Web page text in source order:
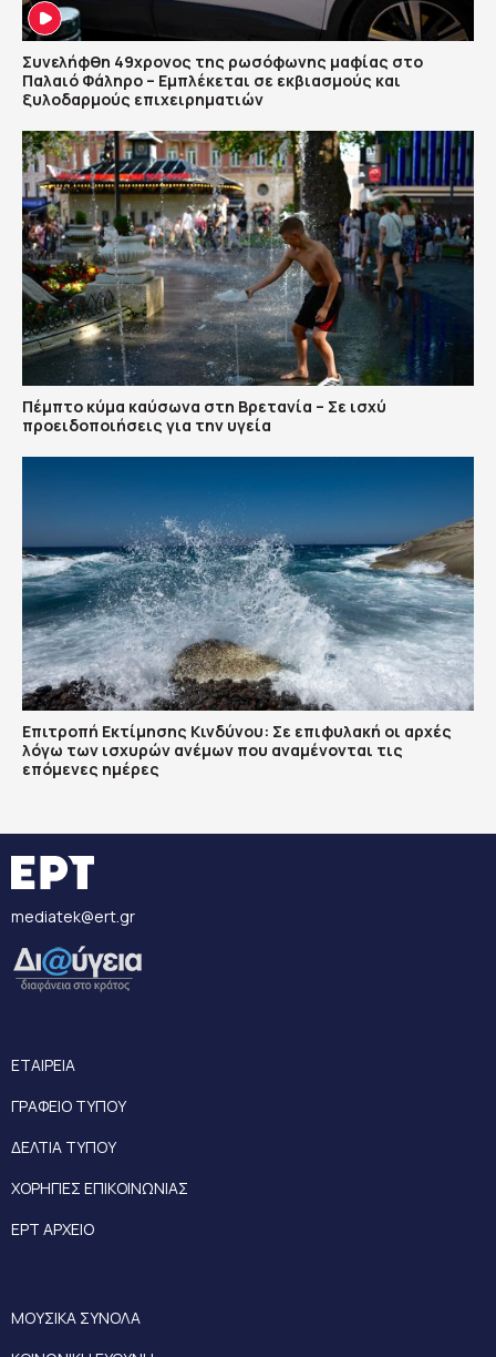
Συνελήφθη 49χρονος της ρωσόφωνης μαφίας στο
Παλαιό Φάληρο – Εμπλέκεται σε εκβιασμούς και
ξυλοδαρμούς επιχειρηματιών
Πέμπτο κύμα καύσωνα στη Βρετανία – Σε ισχύ
προειδοποιήσεις για την υγεία
Επιτροπή Εκτίμησης Κινδύνου: Σε επιφυλακή οι αρχές
λόγω των ισχυρών ανέμων που αναμένονται τις
επόμενες ημέρες
mediatek@ert.gr
ΕΤΑΙΡΕΙΑ
ΓΡΑΦΕΙΟ ΤΥΠΟΥ
ΔΕΛΤΙΑ ΤΥΠΟΥ
ΧΟΡΗΓΙΕΣ ΕΠΙΚΟΙΝΩΝΙΑΣ
ΕΡΤ ΑΡΧΕΙΟ
ΜΟΥΣΙΚΑ ΣΥΝΟΛΑ